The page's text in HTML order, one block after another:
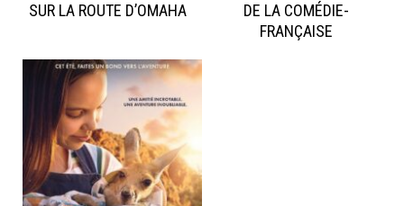
SUR LA ROUTE D’OMAHA
DE LA COMÉDIE-
FRANÇAISE